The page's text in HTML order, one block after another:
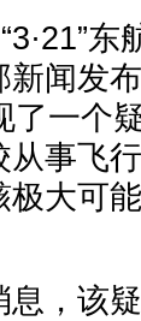
东
新闻发
了一个
从事飞
极大可
该疑